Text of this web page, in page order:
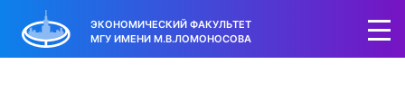
ЭКОНОМИЧЕСКИЙ ФАКУЛЬТЕТ
МГУ ИМЕНИ М.В.ЛОМОНОСОВА